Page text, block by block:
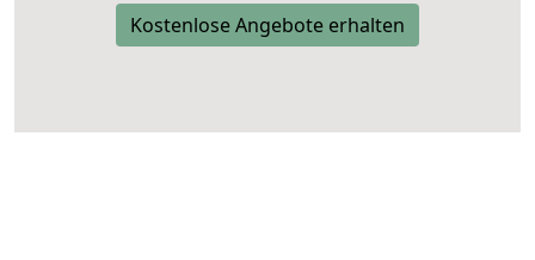
Kostenlose Angebote erhalten